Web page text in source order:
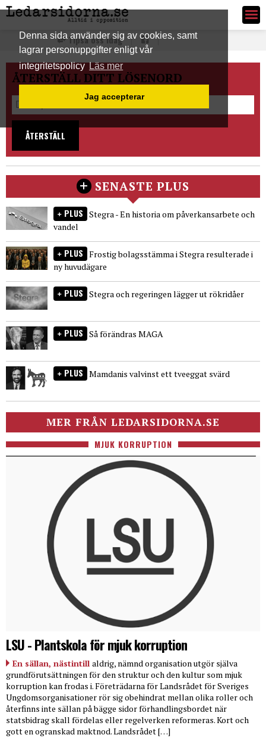
Denna sida använder sig av cookies, samt
lagrar personuppgifter enligt vår
integritetspolicyLäs mer
Jag accepterar
Ledarsidorna.se
Tipsa oss idag
ÅTERSTÄLL DITT LÖSENORD
ÅTERSTÄLL
SENASTE PLUS
PLUS Stegra - En historia om påverkansarbete och
vandel
PLUS Frostig bolagsstämma i Stegra resulterade i
ny huvudägare
PLUS Stegra och regeringen lägger ut rökridåer
PLUS Så förändras MAGA
PLUS Mamdanis valvinst ett tveeggat svärd
MER FRÅN LEDARSIDORNA.SE
MJUK KORRUPTION
LSU - Plantskola för mjuk korruption
En sällan, nästintill aldrig, nämnd organisation utgör själva
grundförutsättningen för den struktur och den kultur som mjuk
korruption kan frodas i. Företrädarna för Landsrådet för Sveriges
Ungdomsorganisationer rör sig obehindrat mellan olika roller och
återfinns inte sällan på bägge sidor förhandlingsbordet när
statsbidrag skall fördelas eller regelverken reformeras. Kort och
gott en ogranskad maktnod. Landsrådet […]